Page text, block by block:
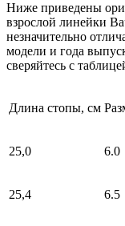
Ниже приведены
взрослой линейки
незначительно
модели и года
сверяйтесь с
Длина стопы, см
25,0 6.0
25,4 6.5